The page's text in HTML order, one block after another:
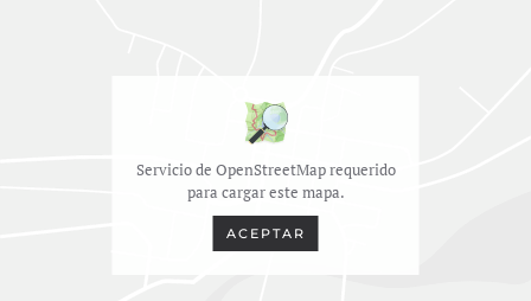
Servicio de OpenStreetMap requerido
para cargar este mapa.
ACEPTAR